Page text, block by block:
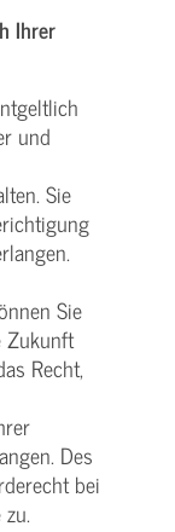
Ihrer
und
Sie
Sie
Zukunft
Recht,
Des
bei